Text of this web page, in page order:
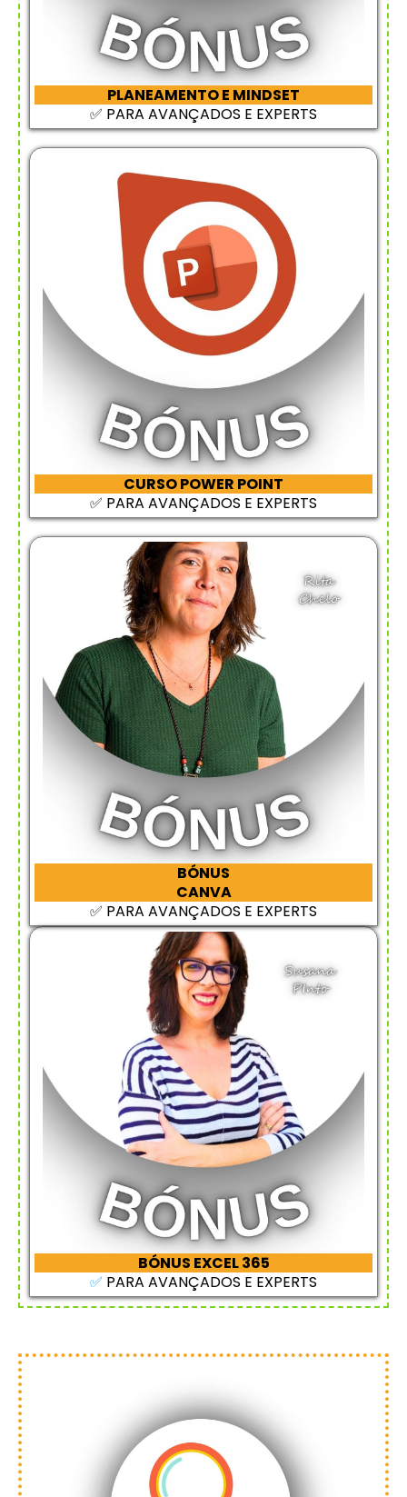
PLANEAMENTO E MINDSET
✅ PARA AVANÇADOS E EXPERTS
CURSO POWER POINT
✅ PARA AVANÇADOS E EXPERTS
BÓNUS
CANVA
✅ PARA AVANÇADOS E EXPERTS
BÓNUS EXCEL 365
✅ PARA AVANÇADOS E EXPERTS